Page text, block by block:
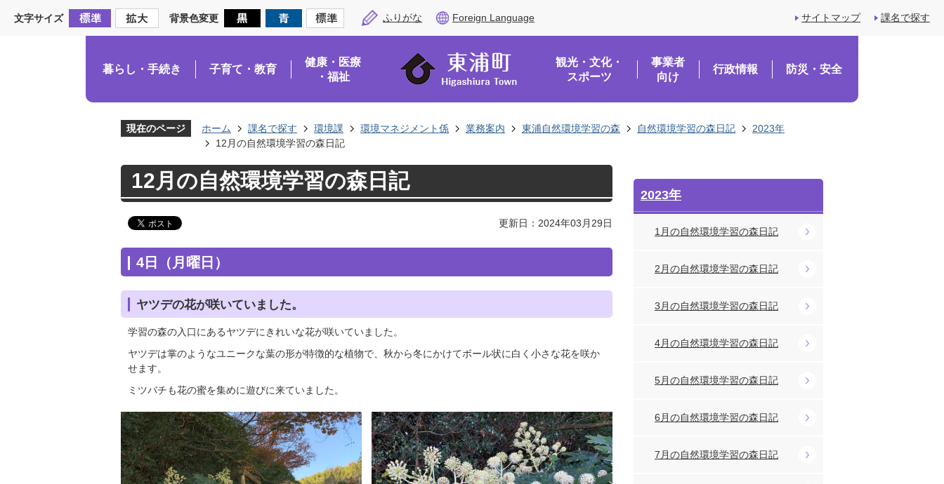
文字サイズ 背景色変更 ふりがな Foreign Language サイトマップ 課名で探す
暮らし・手続き 子育て・教育
健康・医療
・福祉
観光・文化・
スポーツ
事業者
向け
行政情報 防災・安全
現在のページ ホーム 課名で探す 環境課 環境マネジメント係 業務案内 東浦自然環境学習の森 自然環境学習の森日記
2023年
12月の自然環境学習の森日記
12月の自然環境学習の森日記
更新日：2024年03月29日
4日（月曜日）
ヤツデの花が咲いていました。
学習の森の入口にあるヤツデにきれいな花が咲いていました。
ヤツデは掌のようなユニークな葉の形が特徴的な植物で、秋から冬にかけてボール状に白く小さな花を咲か
せます。
ミツバチも花の蜜を集めに遊びに来ていました。
2023年
1月の自然環境学習の森日記
2月の自然環境学習の森日記
3月の自然環境学習の森日記
4月の自然環境学習の森日記
5月の自然環境学習の森日記
6月の自然環境学習の森日記
7月の自然環境学習の森日記